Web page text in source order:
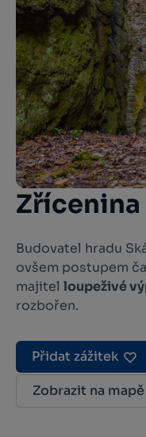
Zřícenina
Budovatel hradu
ovšem postupem
majitel loupeživé
rozbořen.
Přidat zážitek
Zobrazit na mapě